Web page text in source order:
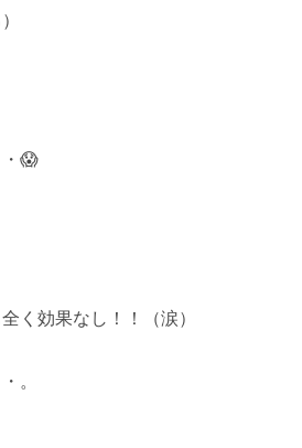
😱
く効果なし！！（涙）
。